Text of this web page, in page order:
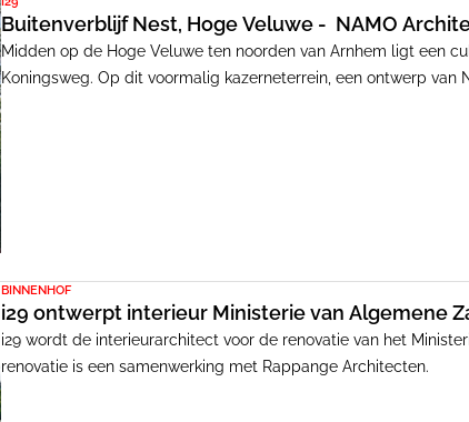
Buitenverblijf Nest, Hoge Veluwe - NAMO
Midden op de Hoge Veluwe ten noorden van Arnhem ligt een
Koningsweg. Op dit voormalig kazerneterrein, een ontwerp van NAMO Architecture & i29 Architects wonen en werken
BINNENHOF
i29 ontwerpt interieur Ministerie van Algemene
i29 wordt de interieurarchitect voor de renovatie van het
renovatie is een samenwerking met Rappange Architecten.